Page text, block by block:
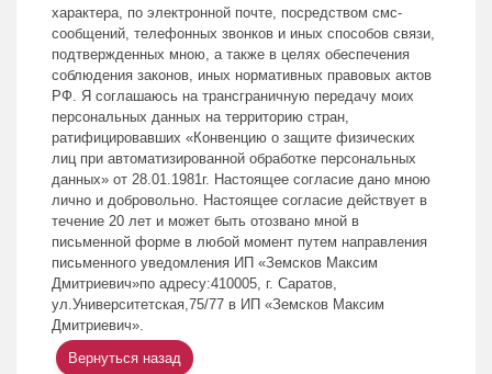
характера, по электронной почте, посредством смс-
сообщений, телефонных звонков и иных способов связи,
подтвержденных мною, а также в целях обеспечения
соблюдения законов, иных нормативных правовых актов
РФ. Я соглашаюсь на трансграничную передачу моих
персональных данных на территорию стран,
ратифицировавших «Конвенцию о защите физических
лиц при автоматизированной обработке персональных
данных» от 28.01.1981г. Настоящее согласие дано мною
лично и добровольно. Настоящее согласие действует в
течение 20 лет и может быть отозвано мной в
письменной форме в любой момент путем направления
письменного уведомления ИП «Земсков Максим
Дмитриевич»по адресу:410005, г. Саратов,
ул.Университетская,75/77 в ИП «Земсков Максим
Дмитриевич».
Вернуться назад